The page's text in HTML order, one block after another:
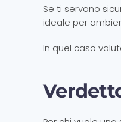
Se ti servono
ideale per
In quel caso